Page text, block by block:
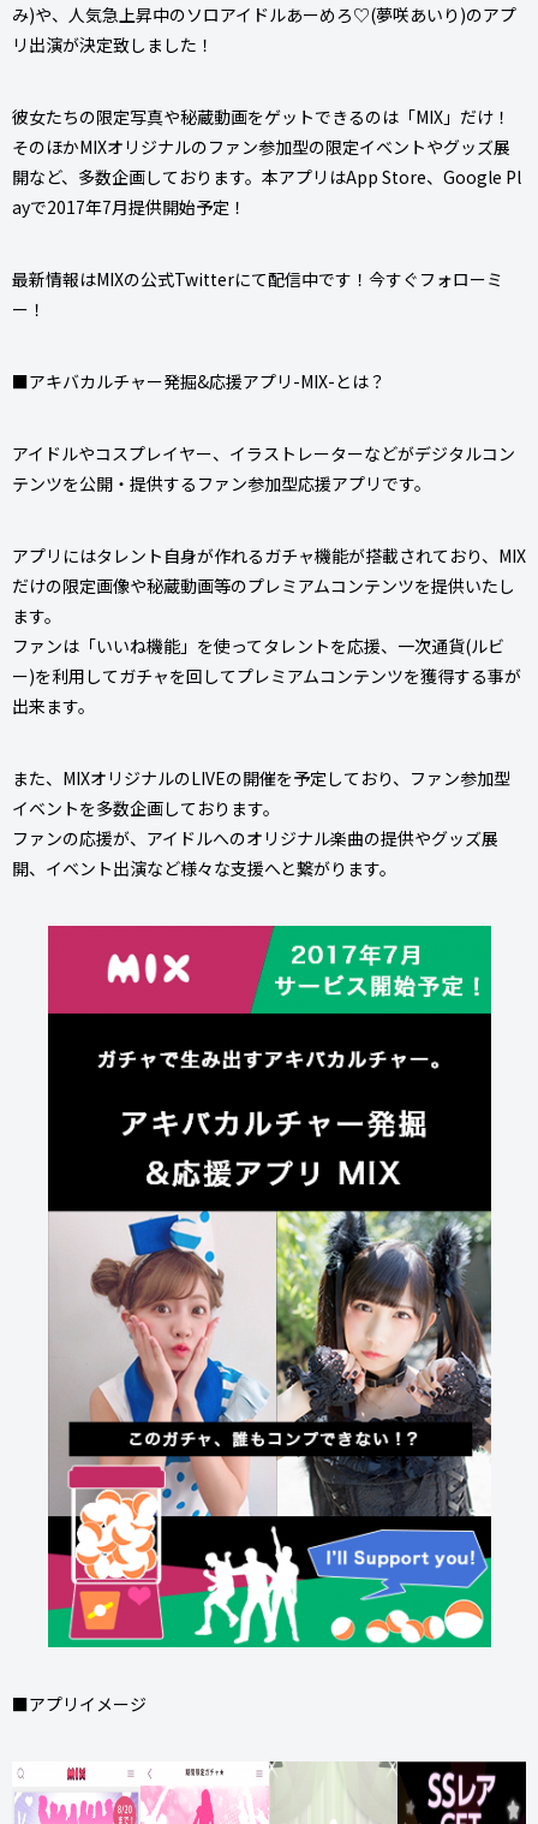
み)や、人気急上昇中のソロアイドルあーめろ♡(夢咲あいり)のアプ
リ出演が決定致しました！
彼女たちの限定写真や秘蔵動画をゲットできるのは「MIX」だけ！
そのほかMIXオリジナルのファン参加型の限定イベントやグッズ展
開など、多数企画しております。本アプリはApp Store、Google Pl
ayで2017年7月提供開始予定！
最新情報はMIXの公式Twitterにて配信中です！今すぐフォローミ
ー！
■アキバカルチャー発掘&応援アプリ-MIX-とは？
アイドルやコスプレイヤー、イラストレーターなどがデジタルコン
テンツを公開・提供するファン参加型応援アプリです。
アプリにはタレント自身が作れるガチャ機能が搭載されており、MIX
だけの限定画像や秘蔵動画等のプレミアムコンテンツを提供いたし
ます。
ファンは「いいね機能」を使ってタレントを応援、一次通貨(ルビ
ー)を利用してガチャを回してプレミアムコンテンツを獲得する事が
出来ます。
また、MIXオリジナルのLIVEの開催を予定しており、ファン参加型
イベントを多数企画しております。
ファンの応援が、アイドルへのオリジナル楽曲の提供やグッズ展
開、イベント出演など様々な支援へと繋がります。
■アプリイメージ